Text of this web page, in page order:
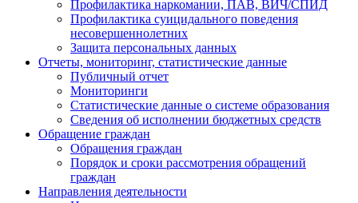
Профилактика наркомании, ПАВ, ВИЧ/СПИД
Профилактика суицидального поведения
несовершеннолетних
Защита персональных данных
Отчеты, мониторинг, статистические данные
Публичный отчет
Мониторинги
Статистические данные о системе образования
Сведения об исполнении бюджетных средств
Обращение граждан
Обращения граждан
Порядок и сроки рассмотрения обращений
граждан
Направления деятельности